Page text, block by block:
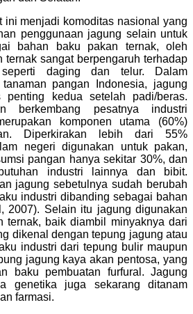
ini menjadi komoditas nasional yang
penggunaan jagung selain untuk
bahan baku pakan ternak, oleh
ternak sangat berpengaruh terhadap
daging dan telur. Dalam
pangan Indonesia, jagung
penting kedua setelah padi/beras.
berkembang pesatnya industri
komponen utama (60%)
Diperkirakan lebih dari 55%
negeri digunakan untuk pakan,
pangan hanya sekitar 30%, dan
industri lainnya dan bibit.
jagung sebetulnya sudah berubah
industri dibanding sebagai bahan
2007). Selain itu jagung digunakan
ternak, baik diambil minyaknya dari
dikenal dengan tepung jagung atau
industri dari tepung bulir maupun
jagung kaya akan pentosa, yang
baku pembuatan furfural. Jagung
genetika juga sekarang ditanam
farmasi.